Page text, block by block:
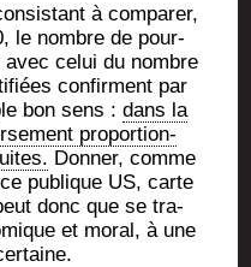
à com­pa­rer,
le nombre de pour­
celui du nombre
confirment par
bon sens :dans la
pro­por­tion­
Don­ner, comme
publique US, carte
donc que se tra­
et moral, à une